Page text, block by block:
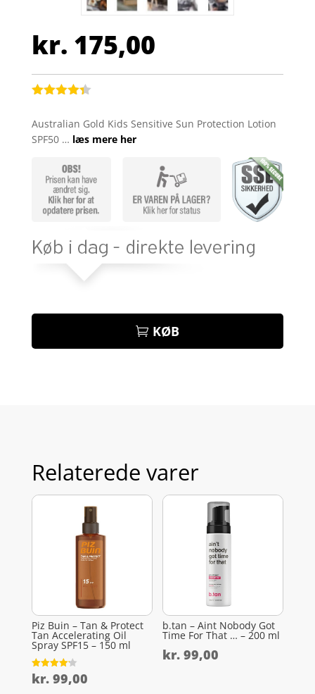
kr. 175,00
ud af 5
baseret
mmelser
Australian Gold Kids Sensitive Sun Protection Lotion
SPF50 … læs mere her
KØB
Relaterede varer
Piz Buin – Tan & Protect
Tan Accelerating Oil
Spray SPF15 – 150 ml
Vurderet
4.2
kr.99,00
b.tan – Aint Nobody Got
Time For That … – 200 ml
kr. 99,00